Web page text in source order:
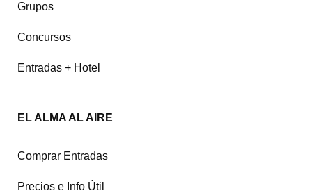
Grupos
Concursos
Entradas + Hotel
EL ALMA AL AIRE
Comprar Entradas
Precios e Info Útil